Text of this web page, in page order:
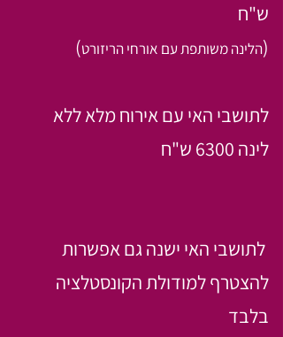
ש"ח
(הלינה משותפת עם אורחי הריזורט)
לתושבי האי עם אירוח מלא ללא
לינה 6300 ש"ח
לתושבי האי ישנה גם אפשרות
להצטרף למודולת הקונסטלציה
בלבד